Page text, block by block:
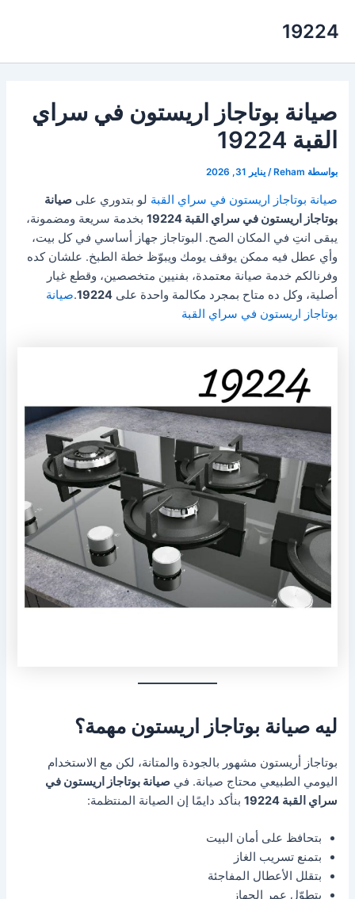
19224
صيانة بوتاجاز اريستون في سراي
القبة 19224
بواسطة Reham
/يناير 31, 2026
صيانة بوتاجاز اريستون في سراي القبة لو بتدوري علىصيانة
بوتاجاز اريستون في سراي القبة 19224
بخدمة سريعة ومضمونة،
يبقى انتِ في المكان الصح. البوتاجاز جهاز أساسي في كل بيت،
وأي عطل فيه ممكن يوقف يومك ويبوّظ خطة الطبخ. علشان كده
وفرنالكم خدمة صيانة معتمدة، بفنيين متخصصين، وقطع غيار
أصلية، وكل ده متاح بمجرد مكالمة واحدة على19224
.صيانة
بوتاجاز اريستون في سراي القبة
ليه صيانة بوتاجاز اريستون مهمة؟
بوتاجاز أريستون مشهور بالجودة والمتانة، لكن مع الاستخدام
اليومي الطبيعي محتاج صيانة. فيصيانة بوتاجاز اريستون في
سراي القبة 19224
بنأكد دايمًا إن الصيانة المنتظمة:
بتحافظ على أمان البيت
بتمنع تسريب الغاز
بتقلل الأعطال المفاجئة
بتطوّل عمر الجهاز